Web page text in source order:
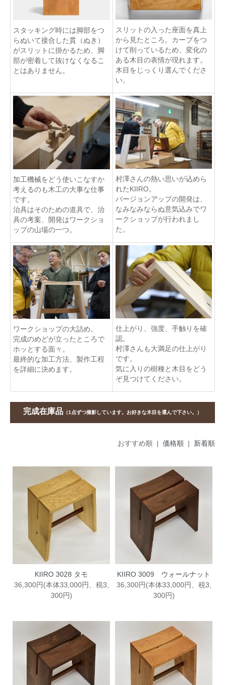
スタッキング時には脚部をつ
らぬいて接合した貫（ぬき）
がスリットに掛かるため、脚
部が密着して抜けなくなるこ
とはありません。
スリットの入った座面を真上
から見たところ。カーブをつ
けて削っているため、変化の
ある木目の表情が現れます。
木目をじっくり選んでくださ
い。
加工機械をどう使いこなすか
考えるのも木工の大事な仕事
です。
治具はそのための道具で、治
具の考案、開発はワークショ
ップの山場の一つ。
村澤さんの熱い思いが込めら
れたKIIRO。
バージョンアップの開発は、
なみなみならぬ意気込みでワ
ークショップが行われまし
た。
ワークショップの大詰め。
完成のめどが立ったところで
ホッとする面々。
最終的な加工方法、製作工程
を詳細に決めます。
仕上がり、強度、手触りを確
認。
村澤さんも大満足の仕上がり
です。
気に入りの樹種と木目をどう
ぞ見つけてください。
完成在庫品 （1点ずつ撮影しています。お好きな木目を選んで下さい。）
おすすめ順 | 価格順 | 新着順
KIIRO 3028 タモ
36,300円(本体33,000円、税3,
300円)
KIIRO 3009 ウォールナット
36,300円(本体33,000円、税3,
300円)